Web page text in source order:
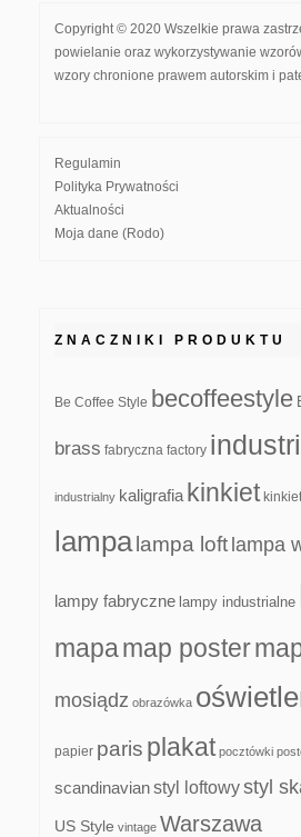
Copyright © 2020 Wszelkie prawa
powielanie oraz wykorzystywanie
wzory chronione prawem autorskim i
Regulamin
Polityka Prywatności
Aktualności
Moja dane (Rodo)
ZNACZNIKI PRODUKTU
Be Coffee Style becoffeestyle
brass fabryczna factory
industrialny kaligrafia kinkiet
lampa lampa loft lampa
lampy fabryczne lampy industrialne
mapamap poster
mosiądz obrazówka
papier paris plakat pocztówki
scandinavianstyl loftowystyl
US Style vintage Warszawa